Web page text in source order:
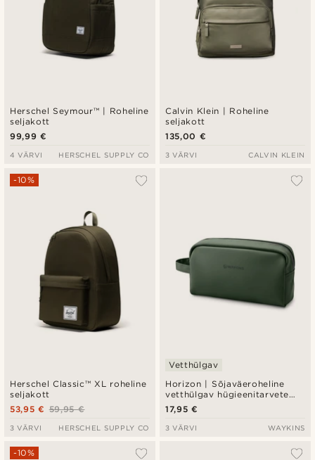
Herschel Seymour™ | Roheline
seljakott
99,99 €
4 VÄRVI HERSCHEL SUPPLY CO
Calvin Klein | Roheline
seljakott
135,00 €
3 VÄRVI CALVIN KLEIN
Herschel Classic™ XL roheline
seljakott
-10%
59,95 €
53,95 €
3 VÄRVI HERSCHEL SUPPLY CO
Horizon | Sõjaväeroheline
vetthülgav hügieenitarvete
kott
Vetthülgav
17,95 €
3 VÄRVI WAYKINS
-10%